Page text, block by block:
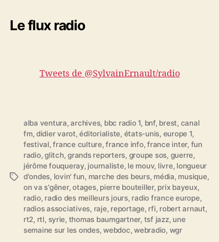
Le flux radio
Tweets de @SylvainErnault/radio
É
alba ventura,archives, bbc radio 1, bnf, brest, canal
fm, didier varot,éditorialiste, états-unis, europe 1,
festival,france culture,france info,france inter, fun
radio,glitch,grands reporters, groupe sos, guerre,
jérôme fouqueray, journaliste, le mouv, livre, longueur
d'ondes, lovin' fun, marche des beurs, média, musique,
on va s'gêner,otages, pierre bouteiller, prix bayeux,
radio, radio des meilleurs jours, radio france europe,
radios associatives, raje, reportage, rfi, robert arnaut,
rt2, rtl, syrie, thomas baumgartner, tsf jazz, une
semaine sur les ondes,webdoc,webradio, wgr